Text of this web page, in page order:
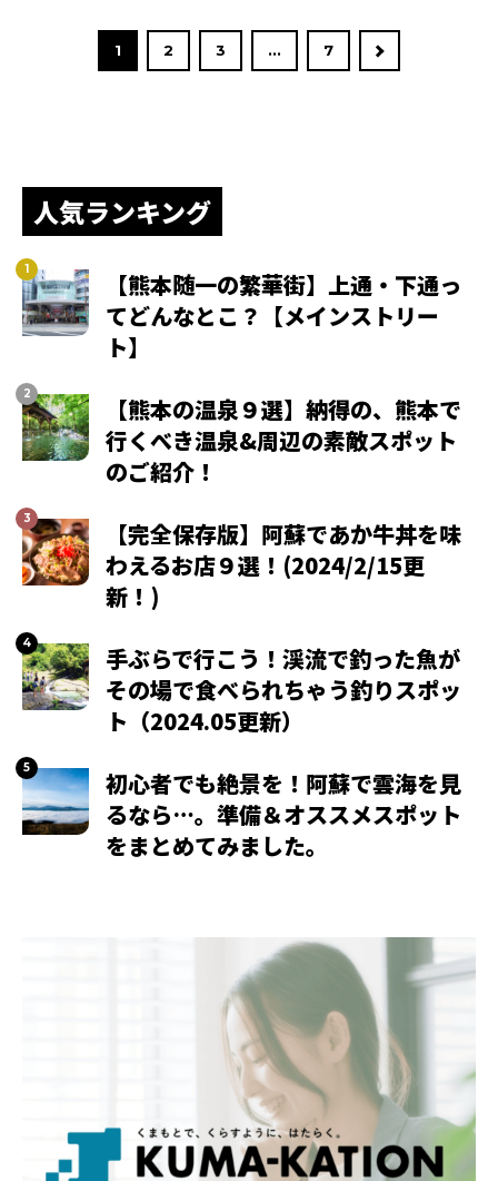
1 2 3 ... 7
人気ランキング
【熊本随一の繁華街】上通・下通っ
てどんなとこ？【メインストリー
ト】
【熊本の温泉９選】納得の、熊本で
行くべき温泉&周辺の素敵スポット
のご紹介！
【完全保存版】阿蘇であか牛丼を味
わえるお店９選！(2024/2/15更
新！)
手ぶらで行こう！渓流で釣った魚が
その場で食べられちゃう釣りスポッ
ト（2024.05更新）
初心者でも絶景を！阿蘇で雲海を見
るなら…。準備＆オススメスポット
をまとめてみました。